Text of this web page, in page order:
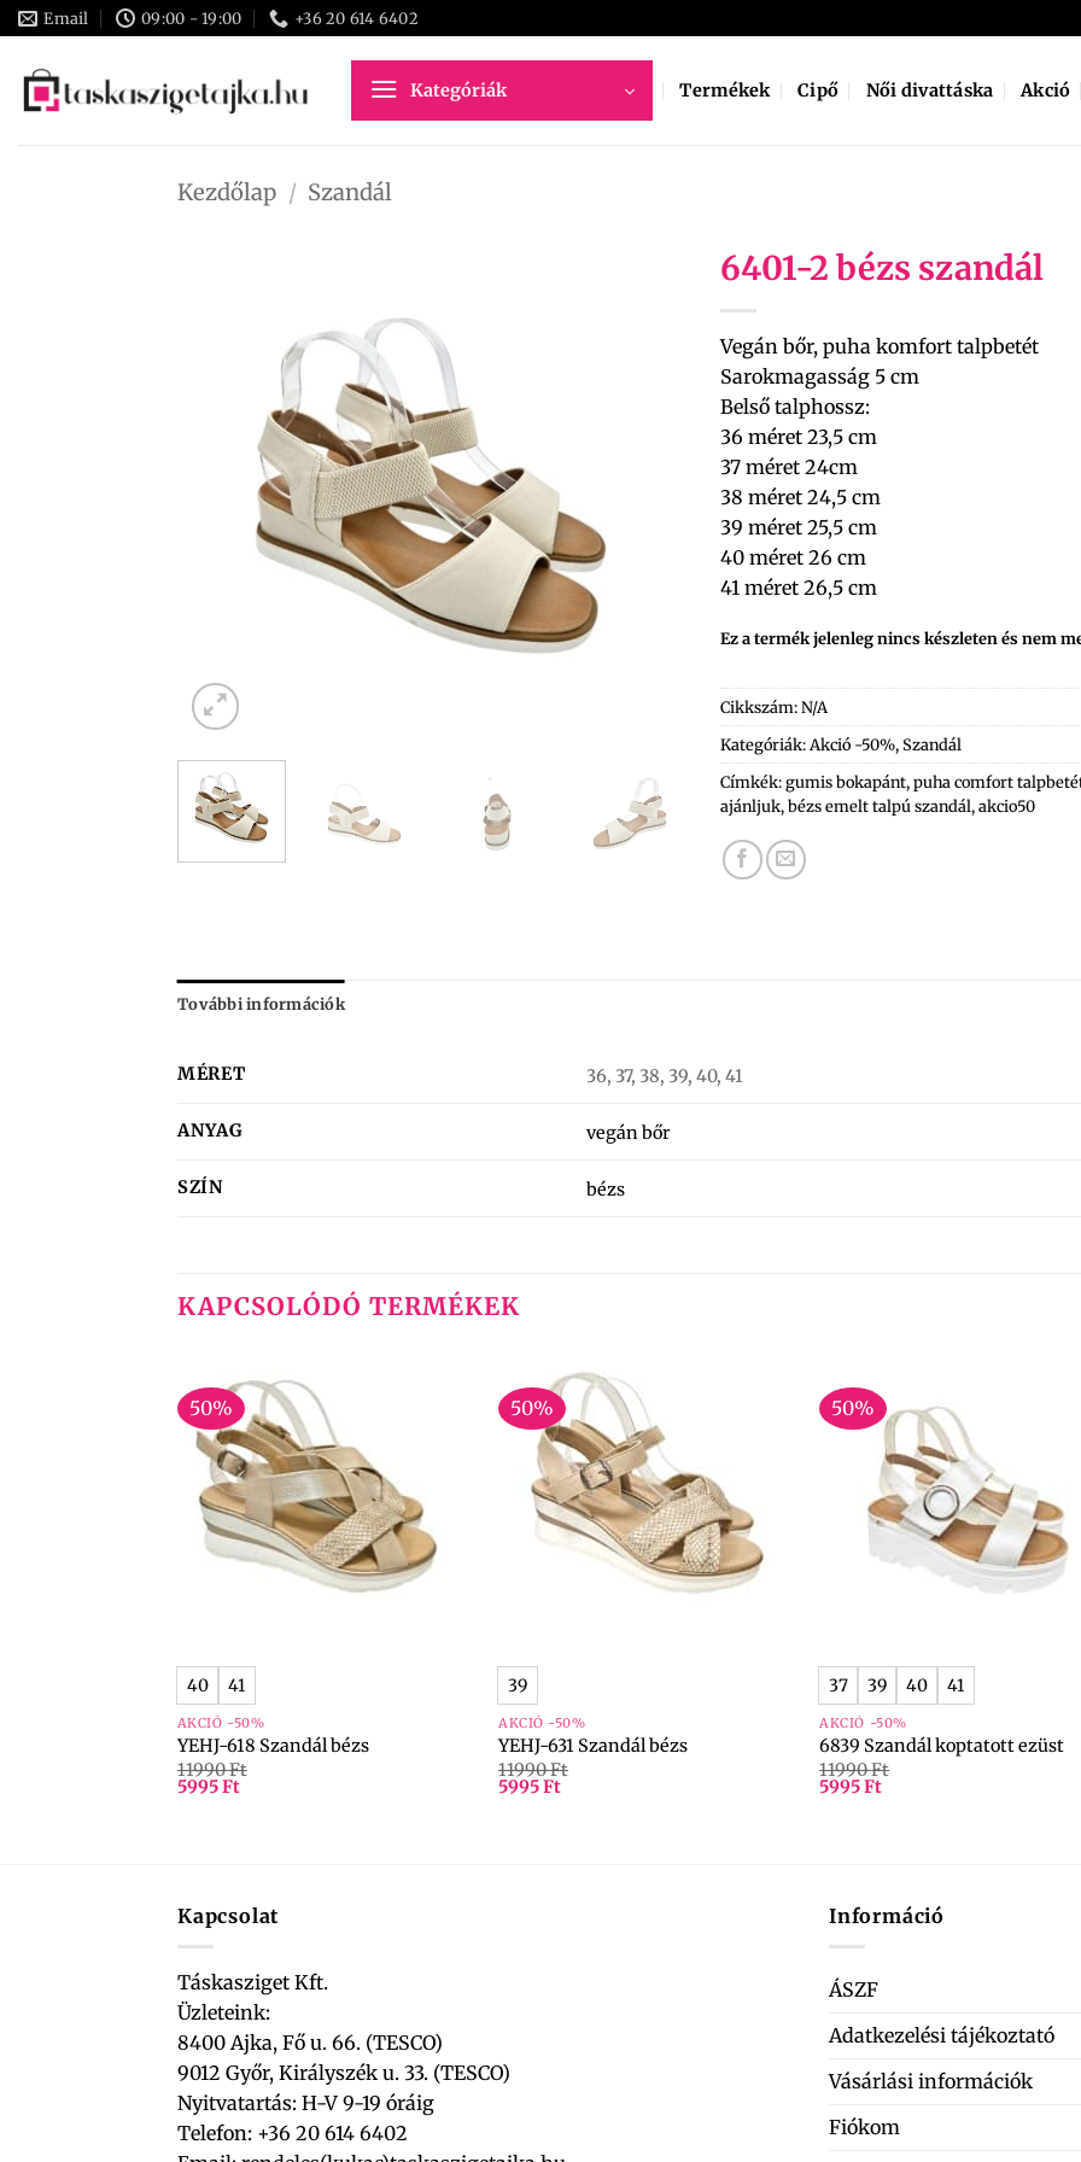
Skip
to
content
Email 09:00 - 19:00 +36 20 614 6402
Kategóriák Termékek Cipő Női divattáska Akció
Kezdőlap / Szandál
6401-2 bézs szandál
Vegán bőr, puha komfort talpbetét
Sarokmagasság 5 cm
Belső talphossz:
36 méret 23,5 cm
37 méret 24cm
38 méret 24,5 cm
39 méret 25,5 cm
40 méret 26 cm
41 méret 26,5 cm
Ez a termék jelenleg nincs készleten és nem
Cikkszám:N/A
Kategóriák:Akció -50%,Szandál
Címkék:gumis bokapánt,puha comfort
ajánljuk,bézs emelt talpú szandál,akcio50
További információk
MÉRET 36, 37, 38, 39, 40, 41
ANYAG vegán bőr
SZÍN bézs
KAPCSOLÓDÓ TERMÉKEK
50%
40 41
AKCIÓ -50%
YEHJ-618 Szandál bézs
11990Ft
5995Ft
50%
39
AKCIÓ -50%
YEHJ-631 Szandál bézs
11990Ft
5995Ft
50%
37 39 40 41
AKCIÓ -50%
6839 Szandál koptatott ezüst
11990Ft
5995Ft
Kapcsolat
Táskasziget Kft.
Üzleteink:
8400 Ajka, Fő u. 66. (TESCO)
9012 Győr, Királyszék u. 33. (TESCO)
Nyitvatartás: H-V 9-19 óráig
Telefon: +36 20 614 6402
Információ
ÁSZF
Adatkezelési tájékoztató
Vásárlási információk
Fiókom